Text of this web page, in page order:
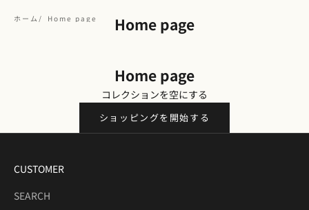
ホーム Home page Home page
Home page
コレクションを空にする
ショッピングを開始する
CUSTOMER
SEARCH